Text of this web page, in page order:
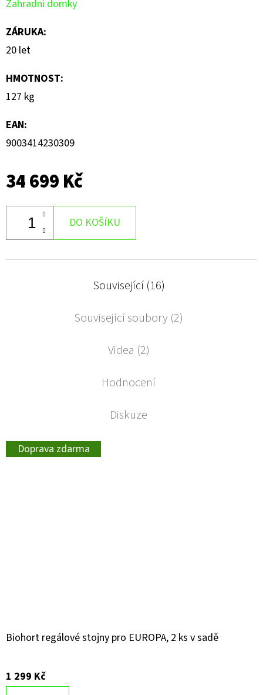
Zahradní domky
ZÁRUKA:
20 let
HMOTNOST:
127 kg
EAN:
9003414230309
34 699 Kč
DO KOŠÍKU
Související (16)
Související soubory (2)
Videa (2)
Hodnocení
Diskuze
Doprava zdarma
Biohort regálové stojny pro EUROPA, 2 ks v sadě
1 299 Kč